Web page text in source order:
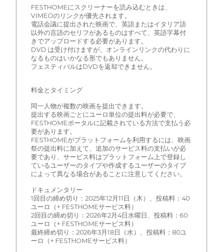
FESTHOMEにスクリーナーを読み込むときは、
VIMEOのリンクが優先されます。
電話会議に提出された映画で、英語またはイタリア語
以外の言語のセリフがあるものはすべて、英語字幕付
きでアップロードする必要があります。
DVD は受け付けますが、オンラインリンクの代わりに
なるものはいかなる形でもありません。
フェスティバルはDVDを返却できません。
料金とタイミング
同一人物が複数の映画を提出できます。
提出する映画ごとにユーロ単位の提出料が必要で、
FESTHOMEポータルに記載されている方法で支払う必
要があります。
FESTHOMEがプラットフォームを利用するには、映画
祭の提出料に加えて、追加のサービス料の支払いが必
要であり、サービス料はプラットフォーム上で登録し
ているユーザーのタイプや作成するユーザーのタイプ
によって異なる場合があることに注意してください。
ドキュメンタリー
1回目の締め切り：2025年12月11日（木）、投稿料：40
ユーロ（+ FESTHOMEサービス料）
2回目の締め切り：2026年2月4日水曜日、投稿料：60
ユーロ（+ FESTHOMEサービス料）
最終締め切り：2026年3月18日（水）、投稿料：80ユ
ーロ（+ FESTHOMEサービス料）